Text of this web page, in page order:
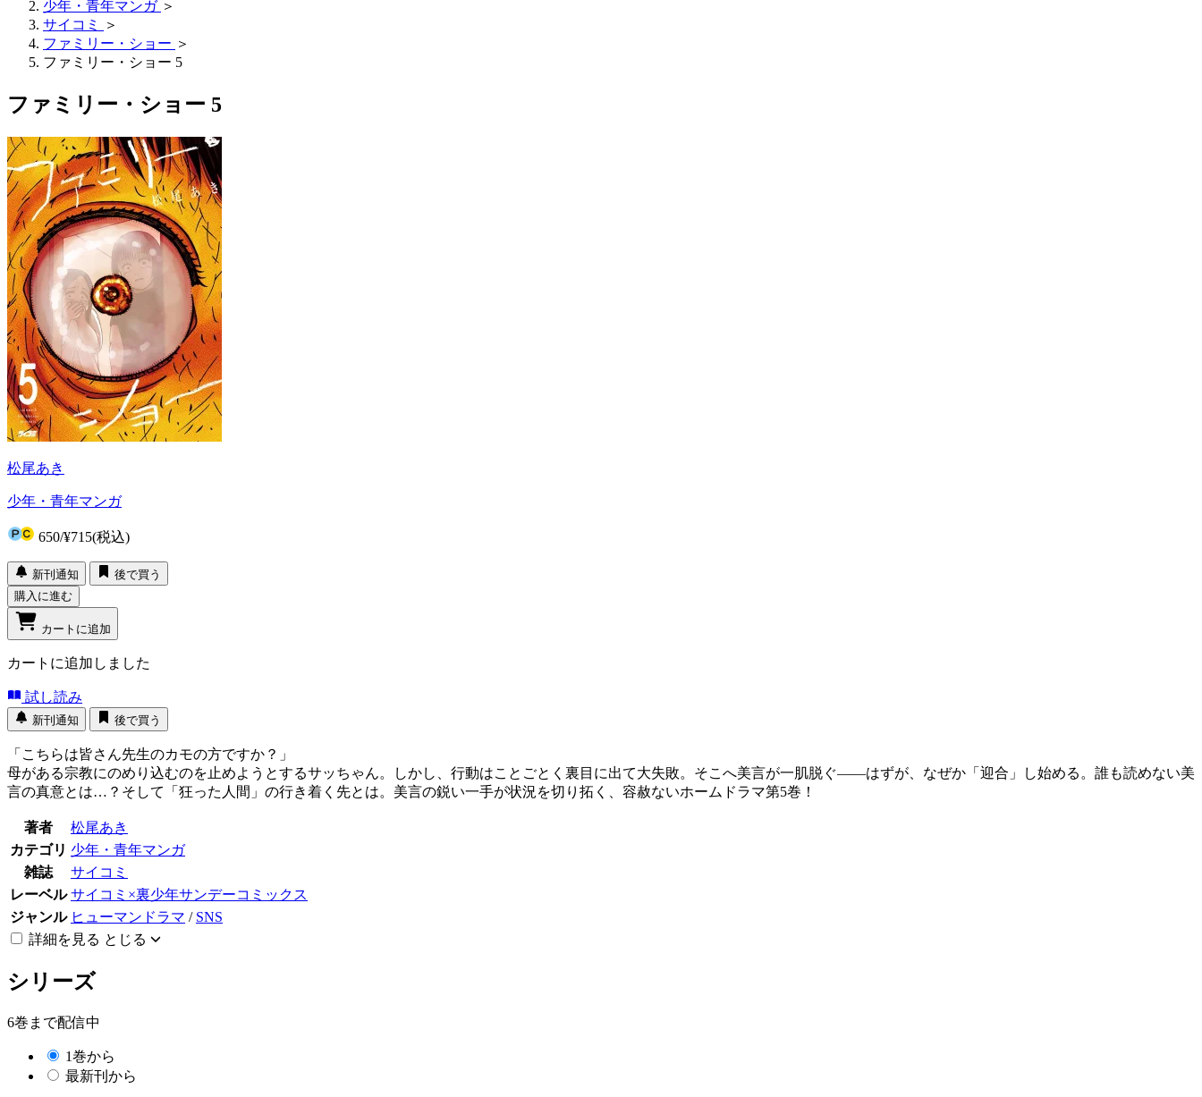
少年・青年マンガ ＞
サイコミ
＞
ファミリー・ショー ＞
ファミリー・ショー 5
ファミリー・ショー 5
松尾あき
少年・青年マンガ
650/¥715(税込)
新刊通知
後で買う
購入に進む
カートに追加
カートに追加しました
試し読み
新刊通知 後で買う
「こちらは皆さん先生のカモの方ですか？」
母がある宗教にのめり込むのを止めようとするサッちゃん。しかし、行動はことごとく裏目に出て大失敗。そこへ美言が一肌脱ぐ――はずが、なぜか「迎合」し始める。誰も読めない美
言の真意とは…？そして「狂った人間」の行き着く先とは。美言の鋭い一手が状況を切り拓く、容赦ないホームドラマ第5巻！
著者
松尾あき
カテゴリ 少年・青年マンガ
雑誌
サイコミ
レーベル サイコミ×裏少年サンデーコミックス
ジャンル ヒューマンドラマ / SNS
詳細を見る とじる
シリーズ
6巻まで配信中
1巻から
最新刊から